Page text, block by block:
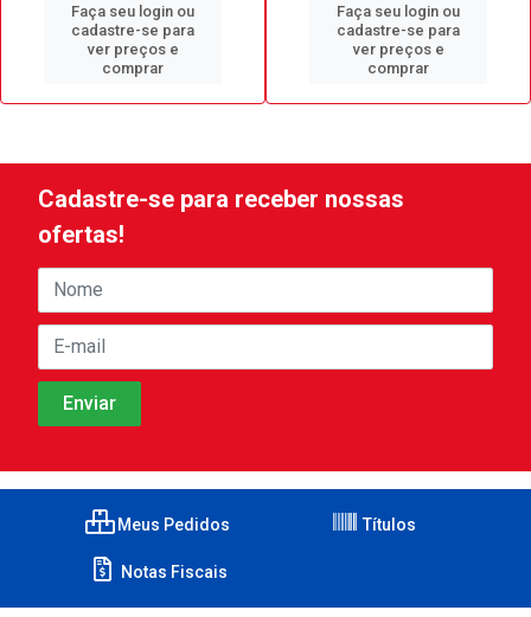
Faça seu login ou
cadastre-se para
ver preços e
comprar
Faça seu login ou
cadastre-se para
ver preços e
comprar
Cadastre-se para receber nossas
ofertas!
Meus Pedidos Títulos
Notas Fiscais